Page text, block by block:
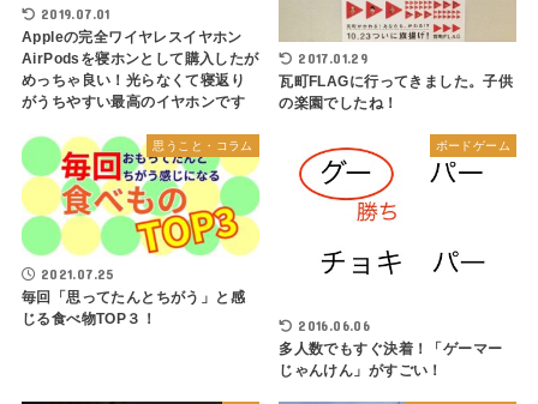
2019.07.01
Appleの完全ワイヤレスイヤホン
AirPodsを寝ホンとして購入したが
めっちゃ良い！光らなくて寝返り
がうちやすい最高のイヤホンです
2017.01.29
瓦町FLAGに行ってきました。子供
の楽園でしたね！
思うこと・コラム
2021.07.25
毎回「思ってたんとちがう」と感
じる食べ物TOP３！
ボードゲーム
2016.06.06
多人数でもすぐ決着！「ゲーマー
じゃんけん」がすごい！